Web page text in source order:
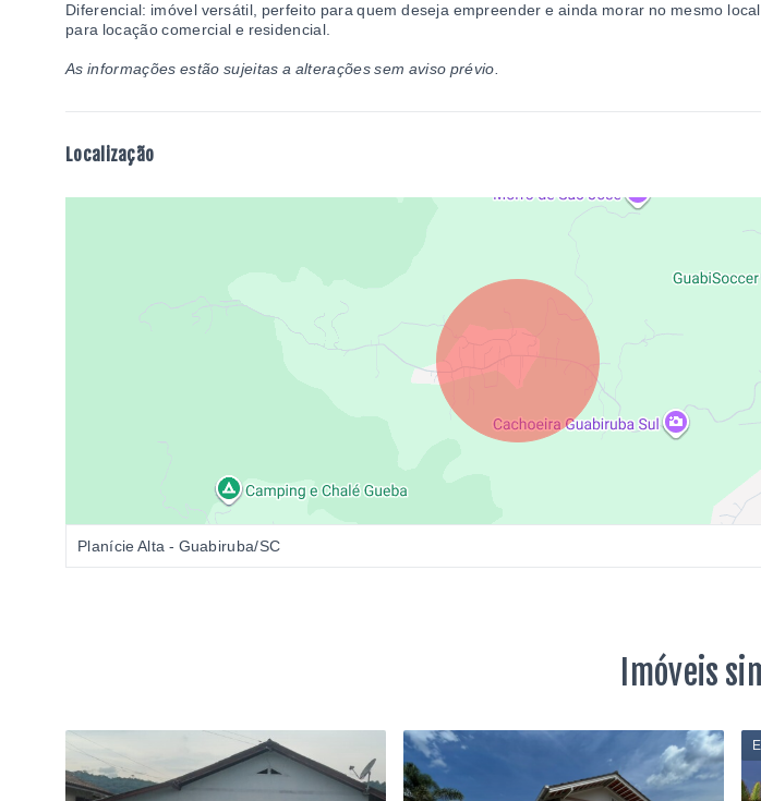
Diferencial: imóvel versátil, perfeito para quem deseja empreender e ainda morar no mesmo
para locação comercial e residencial.
As informações estão sujeitas a alterações sem aviso prévio.
Localização
Planície Alta - Guabiruba/SC
Imóveis